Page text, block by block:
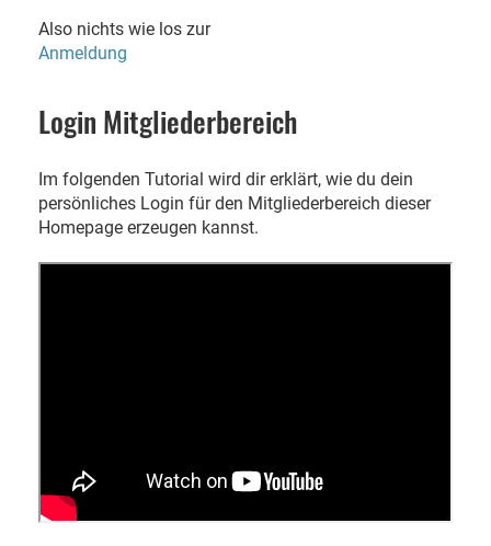
Also nichts wie los zur
Anmeldung
Login Mitgliederbereich
Im folgenden Tutorial wird dir erklärt, wie du dein
persönliches Login für den Mitgliederbereich dieser
Homepage erzeugen kannst.